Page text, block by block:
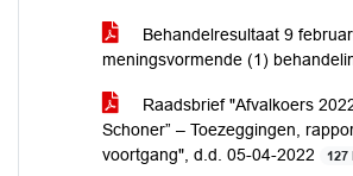
Behandelresultaat 9
meningsvormende (1)
Raadsbrief "Afvalkoers
Schoner” – Toezeggingen,
voortgang", d.d. 05-04-2022
127